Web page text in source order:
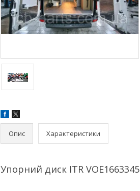
Опис Характеристики
Упорний диск ITR VOE1663345